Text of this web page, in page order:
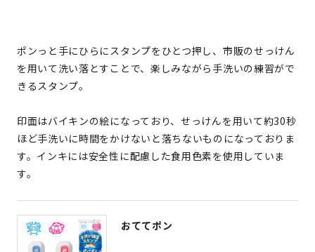
ポンっと手にひらにスタンプをひとつ押し、市販のせっけん
を用いて洗い落とすことで、楽しみながら手洗いの練習がで
きるスタンプ。
印面はバイキンの絵になっており、せっけんを用いて約30秒
ほど手洗いに時間をかけないと落ちないものになっておりま
す。インキには安全性に配慮した食用色素を使用していま
す。
おててポン